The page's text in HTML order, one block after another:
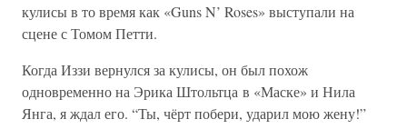
кулисы в то время как «Guns N’ Roses» выступали на
сцене с Томом Петти.
Когда Иззи вернулся за кулисы, он был похож
одновременно на Эрика Штольтца в «Маске» и Нила
Янга, я ждал его. “Ты, чёрт побери, ударил мою жену!”